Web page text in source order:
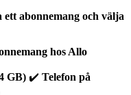
abonnemang och välja
hos Allo
GB) ✔️ Telefon på